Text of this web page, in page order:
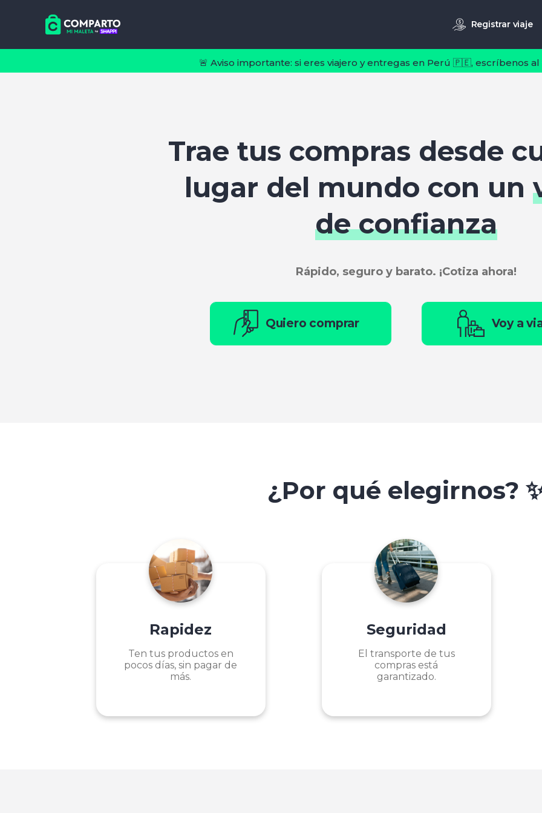
Registrar viaje
🚨 Aviso importante: si eres viajero y entregas en Perú 🇵🇪, escríbenos al
Trae tus compras desde
lugar del mundo con un
de confianza
Rápido, seguro y barato. ¡Cotiza ahora!
Quiero comprar Voy a
¿Por qué elegirnos?
Rapidez
Ten tus productos en
pocos días, sin pagar de
más.
Seguridad
El transporte de tus
compras está
garantizado.